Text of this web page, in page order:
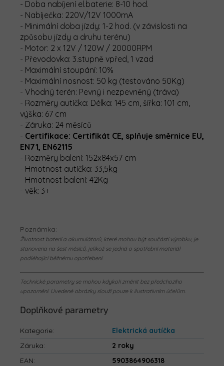
- Doba nabíjení el.baterie: 8-10 hod.
- Nabíječka: 220V/12V 1000mA
- Minimální doba jízdy: 1-2 hod. (v závislosti na
způsobu jízdy a druhu terénu)
- Motor: 2 x 12V / 120W / 20000RPM
- Převodovka: 3.stupně vpřed, 1 vzad
- Maximální stoupání: 10%
- Maximální nosnost: 50 kg (testováno 50Kg)
- Vhodný terén: Pevný i nezpevněný (tráva)
- Rozměry autíčka: Délka: 145 cm, šířka: 101 cm,
výška: 67 cm
- Záruka: 24 měsíců
- Certifikace: Certifikát CE, splňuje směrnice EU,
EN71, EN62115
- Rozměry balení: 152x84x57 cm
- Hmotnost autíčka: 33,5kg
- Hmotnost balení: 42Kg
- věk: 3+
Poznámka:
Životnost baterií a akumulátorů, které mohou být součástí výrobku, je
stanovena na šest měsíců, jelikož se jedná o spotřební materiál
podléhající běžnému opotřebení.
Technické parametry se mohou kdykoli změnit bez předchozího
upozornění. Uvedené obrázky slouží pouze k ilustrativním účelům.
Doplňkové parametry
Kategorie:
Elektrická autíčka
Záruka:
2 roky
EAN:
5903864906318